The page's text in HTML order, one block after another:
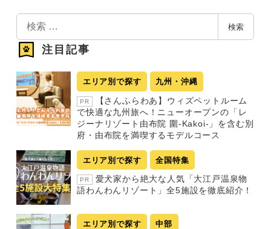
索
検索
注目記事
エリア別で探す 九州・沖縄
PR
【さんふらわあ】ウィズペットルーム
で快適な九州旅へ！ニューオープンの「レ
ジーナリゾート由布院 圍-Kakoi-」を含む別
府・由布院を満喫するモデルコース
エリア別で探す 全国特集
PR
愛犬家から絶大な人気「大江戸温泉物
語わんわんリゾート」全5施設を徹底紹介！
エリア別で探す 中部